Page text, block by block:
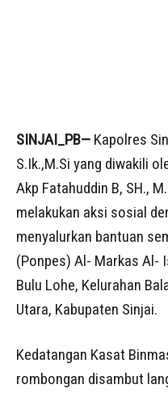
SINJAI_PB— Kapolres
S.Ik.,M.Si yang diwakili
Akp Fatahuddin B, SH.,
melakukan aksi sosial
menyalurkan bantuan
(Ponpes) Al- Markas Al-
Bulu Lohe, Kelurahan
Utara, Kabupaten Sinjai.
Kedatangan Kasat
rombongan disambut